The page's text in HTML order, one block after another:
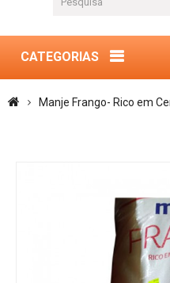
CATEGORIAS
Manje Frango- Rico em